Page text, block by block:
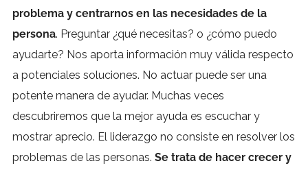
problema y centrarnos en las necesidades de la
persona. Preguntar ¿qué necesitas? o ¿cómo puedo
ayudarte? Nos aporta información muy válida respecto
a potenciales soluciones. No actuar puede ser una
potente manera de ayudar. Muchas veces
descubriremos que la mejor ayuda es escuchar y
mostrar aprecio. El liderazgo no consiste en resolver los
problemas de las personas. Se trata de hacer crecer y